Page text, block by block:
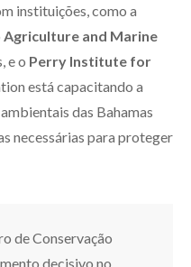
instituições, como a
Agriculture and Marine
e o Perry Institute for
está capacitando a
das Bahamas
necessárias para proteger
de Conservação
decisivo no